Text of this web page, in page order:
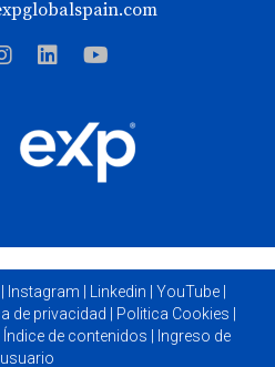
Instagram Linkedin YouTube|
de privacidad Politica Cookies
Índice de contenidos
Ingreso de
usuario